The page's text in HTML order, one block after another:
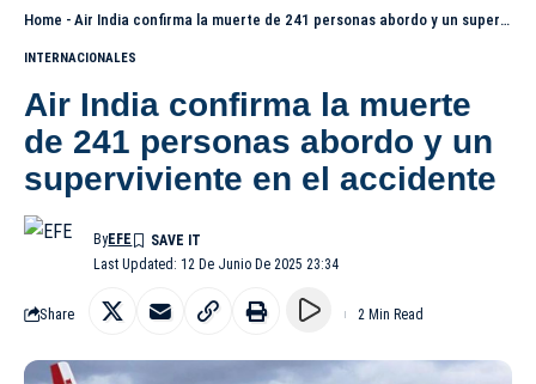
Home - Air India confirma la muerte de 241 personas abordo y un superviviente en el accidente
INTERNACIONALES
Air India confirma la muerte
de 241 personas abordo y un
superviviente en el accidente
Last Updated: 12 De Junio De 2025 23:34
ByEFE
Share 2 Min Read